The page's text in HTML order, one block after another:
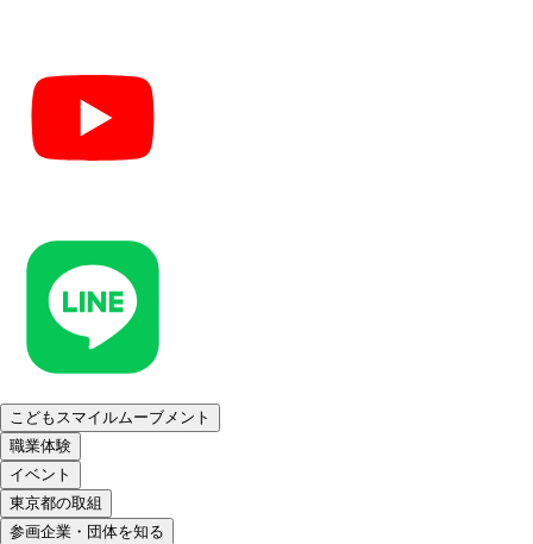
こどもスマイルムーブメント
職業体験
イベント
東京都の取組
参画企業・団体を知る